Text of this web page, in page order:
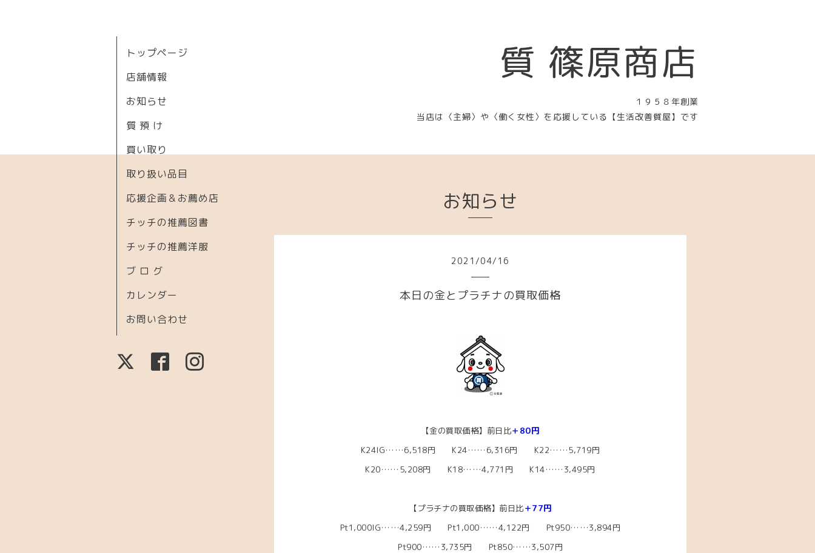
質 篠原商店
１９５８年創業
当店は〈主婦〉や〈働く女性〉を応援している【生活改善質屋】です
トップページ
店舗情報
お知らせ
質 預 け
買い取り
取り扱い品目
応援企画＆お薦め店
チッチの推薦図書
チッチの推薦洋服
ブ ロ グ
カレンダー
お問い合わせ
お知らせ
2021 /04/ 16
本日の金とプラチナの買取価格
【金の買取価格】前日比＋80円
K24IG……6,518円 K24……6,316円 K22……5,719円
K20……5,208円 K18……4,771 円 K14……3,495円
【プラチナの買取価格】前日比＋77円
Pt1,000IG……4,259円 Pt1,000……4,122円 Pt950……3,894円
Pt900……3,735円 Pt850……3,507円